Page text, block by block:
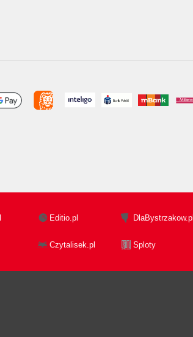
Editio.pl DlaBystrzakow.pl
Czytalisek.pl Sploty